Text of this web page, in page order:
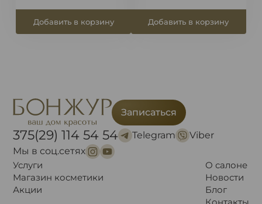
Добавить в корзину Добавить в корзину
Записаться
375(29) 114 54 54 Telegram
Viber
Мы в соц.сетях
Услуги
Магазин косметики
Акции
О салоне
Новости
Блог